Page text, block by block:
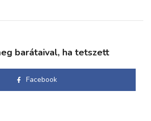
barátaival, ha tetszett
Facebook